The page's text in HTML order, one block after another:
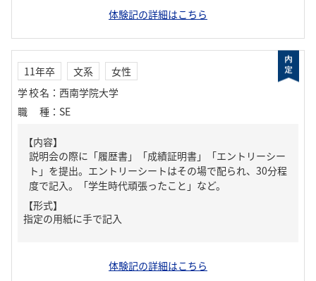
体験記の詳細はこちら
11年卒 文系
女性
学校名 ： 西南学院大学
職種 ： SE
【内容】
説明会の際に「履歴書」「成績証明書」「エントリーシー
ト」を提出。エントリーシートはその場で配られ、30分程
度で記入。「学生時代頑張ったこと」など。
【形式】
指定の用紙に手で記入
体験記の詳細はこちら